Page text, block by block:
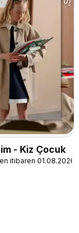
- Kiz Çocuk
itibaren 01.08.2026